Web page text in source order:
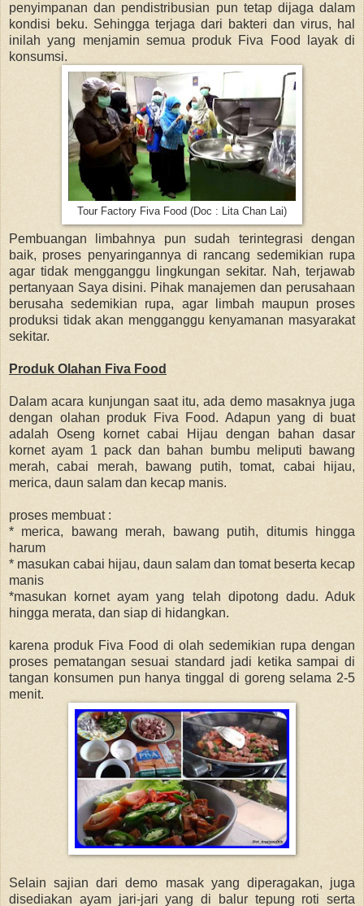
penyimpanan dan pendistribusian pun tetap dijaga dalam
kondisi beku. Sehingga terjaga dari bakteri dan virus, hal
inilah yang menjamin semua produk Fiva Food layak di
konsumsi.
Tour Factory Fiva Food (Doc : Lita Chan Lai)
Pembuangan limbahnya pun sudah terintegrasi dengan
baik, proses penyaringannya di rancang sedemikian rupa
agar tidak mengganggu lingkungan sekitar. Nah, terjawab
pertanyaan Saya disini. Pihak manajemen dan perusahaan
berusaha sedemikian rupa, agar limbah maupun proses
produksi tidak akan mengganggu kenyamanan masyarakat
sekitar.
Produk Olahan Fiva Food
Dalam acara kunjungan saat itu, ada demo masaknya juga
dengan olahan produk Fiva Food. Adapun yang di buat
adalah Oseng kornet cabai Hijau dengan bahan dasar
kornet ayam 1 pack dan bahan bumbu meliputi bawang
merah, cabai merah, bawang putih, tomat, cabai hijau,
merica, daun salam dan kecap manis.
proses membuat :
* merica, bawang merah, bawang putih, ditumis hingga
harum
* masukan cabai hijau, daun salam dan tomat beserta kecap
manis
*masukan kornet ayam yang telah dipotong dadu. Aduk
hingga merata, dan siap di hidangkan.
karena produk Fiva Food di olah sedemikian rupa dengan
proses pematangan sesuai standard jadi ketika sampai di
tangan konsumen pun hanya tinggal di goreng selama 2-5
menit.
Selain sajian dari demo masak yang diperagakan, juga
disediakan ayam jari-jari yang di balur tepung roti serta